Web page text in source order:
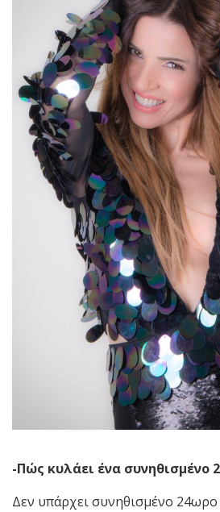
-Πώς κυλάει ένα συνηθισμένο
Δεν υπάρχει συνηθισμένο